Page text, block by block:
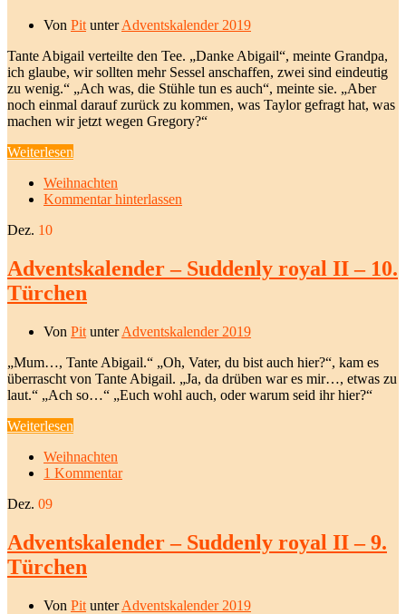
Von Pit unterAdventskalender 2019
Tante Abigail verteilte den Tee. „Danke Abigail“, meinte Grandpa,
ich glaube, wir sollten mehr Sessel anschaffen, zwei sind eindeutig
zu wenig.“ „Ach was, die Stühle tun es auch“, meinte sie. „Aber
noch einmal darauf zurück zu kommen, was Taylor gefragt hat, was
machen wir jetzt wegen Gregory?“
Weiterlesen
Weihnachten
Kommentar hinterlassen
Dez. 10
Adventskalender – Suddenly royal II – 10.
Türchen
Von Pit unterAdventskalender 2019
„Mum…, Tante Abigail.“ „Oh, Vater, du bist auch hier?“, kam es
überrascht von Tante Abigail. „Ja, da drüben war es mir…, etwas zu
laut.“ „Ach so…“ „Euch wohl auch, oder warum seid ihr hier?“
Weiterlesen
Weihnachten
1 Kommentar
Dez. 09
Adventskalender – Suddenly royal II – 9.
Türchen
Von Pit unterAdventskalender 2019